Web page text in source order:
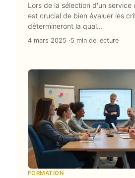
Lors de la sélection d'un service
est crucial de bien évaluer les
détermineront la qual...
4 mars 2025 5 min de lecture
FORMATION